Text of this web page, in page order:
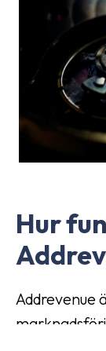
Hur
Addrevenue